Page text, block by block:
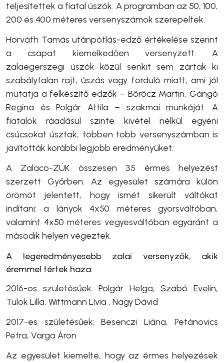
teljesítettek a fiatal úszók. A programban az 50, 100,
200 és 400 méteres versenyszámok szerepeltek.
Horváth Tamás utánpótlás-edző értékelése szerint
a csapat kiemelkedően versenyzett. A
zalaegerszegi úszók közül senkit sem zártak ki
szabálytalan rajt, úszás vagy forduló miatt, ami jól
mutatja a felkészítő edzők – Böröcz Martin, Gángó
Regina és Polgár Attila – szakmai munkáját. A
fiatalok ráadásul szinte kivétel nélkül egyéni
csúcsokat úsztak, többen több versenyszámban is
javították korábbi legjobb eredményüket.
A Zalaco-ZÚK összesen 35 érmes helyezést
szerzett Győrben. Az egyesület számára külön
örömöt jelentett, hogy ismét sikerült váltókat
indítani: a lányok 4x50 méteres gyorsváltóban,
valamint 4x50 méteres vegyesváltóban egyaránt a
második helyen végeztek.
A legeredményesebb zalai versenyzők, akik
éremmel tértek haza:
2016-os születésűek: Polgár Helga, Szabó Evelin,
Tulok Lilla, Wittmann Lívia , Nagy Dávid
2017-es születésűek: Besenczi Liána, Petánovics
Petra, Varga Áron
Az egyesület kiemelte, hogy az érmes helyezések